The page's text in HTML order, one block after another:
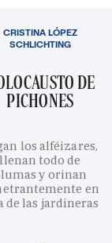
DE
PICHONES
los alféizares,
llenan todo de
y orinan
en
de las jardineras
CRISTINA LÓPEZ
SCHLICHTING